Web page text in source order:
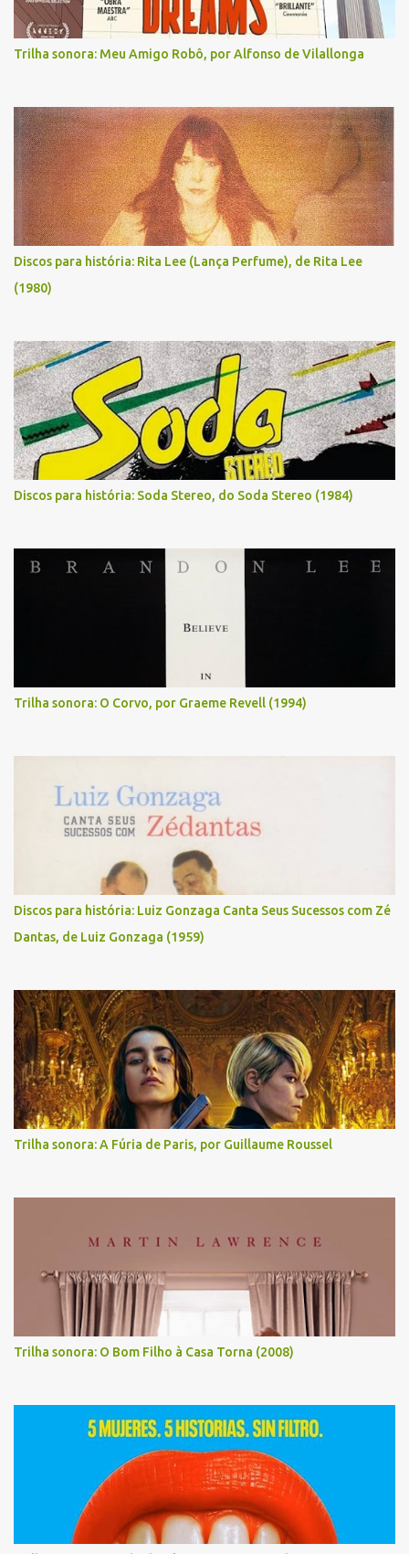
Trilha sonora: Meu Amigo Robô, por Alfonso de Vilallonga
Discos para história: Rita Lee (Lança Perfume), de Rita Lee
(1980)
Discos para história: Soda Stereo, do Soda Stereo (1984)
Trilha sonora: O Corvo, por Graeme Revell (1994)
Discos para história: Luiz Gonzaga Canta Seus Sucessos com Zé
Dantas, de Luiz Gonzaga (1959)
Trilha sonora: A Fúria de Paris, por Guillaume Roussel
Trilha sonora: O Bom Filho à Casa Torna (2008)